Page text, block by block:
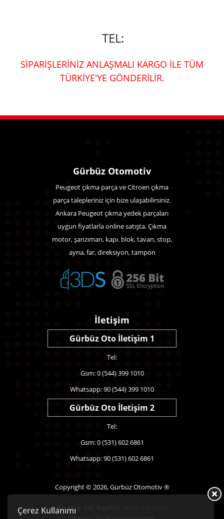
TEL:
SİPARİŞLERİNİZ ANLAŞMALI KARGO İLE TÜM
TÜRKİYE'YE GÖNDERİLİR.
Çerez Kullanımı
Gürbüz Otomotiv
Peugeot çıkma parça ve Citroen çıkma
parça talepleriniz için bize ulaşabilirsiniz.
Ankara Peugeot çıkma yedek parçaları
uygun fiyatlarla online satışta. Çıkma
motor, şanzıman, kapı. blok, tavan, stop,
ayna, far, direksiyon, tampon
İletişim
Gürbüz Oto İletişim 1
Tel:
Gsm: 0 (544) 399 1010
Whatsapp: 90 (544) 399 1010
Gürbüz Oto İletişim 2
Tel:
Gsm: 0 (531) 602 6861
Whatsapp: 90 (531) 602 6861
Copyright © 2026, Gürbüz Otomotiv ®
Bu Site,